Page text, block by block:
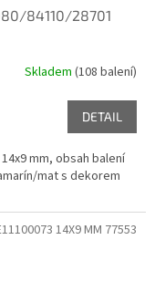
84110/28701
Skladem (108 balení)
DETAIL
mm, obsah balení
mat s dekorem
14X9 MM 77553